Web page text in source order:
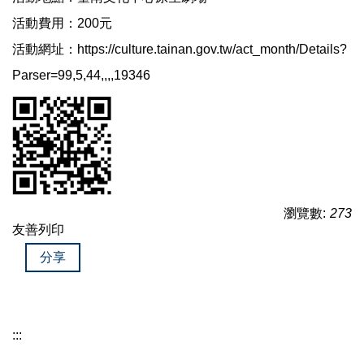
活動費用：200元
活動網址： https://culture.tainan.gov.tw/act_month/Details?
Parser=99,5,44,,,,19346
瀏覽數: 273
友善列印
分享
:::